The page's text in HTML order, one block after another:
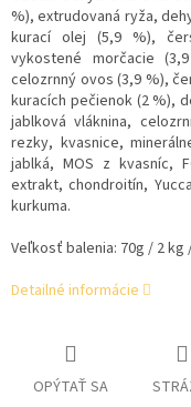
%), extrudovaná ryža,
kurací olej (5,9 %),
vykostené morčacie
celozrnný ovos (3,9 %),
kuracích pečienok (2 %),
jablková vláknina,
rezky, kvasnice,
jablká, MOS z kvasníc,
extrakt, chondroitín,
kurkuma.
Veľkosť balenia: 70g / 2 kg
Detailné informácie
OPÝTAŤ SA